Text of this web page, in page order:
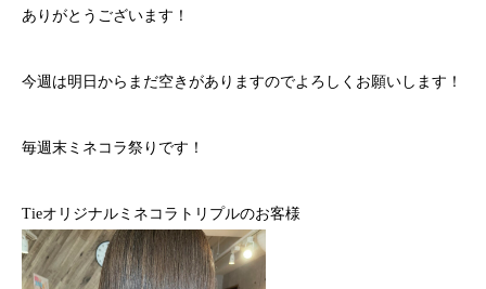
ありがとうございます！
今週は明日からまだ空きがありますのでよろしくお願いします！
毎週末ミネコラ祭りです！
Tieオリジナルミネコラトリプルのお客様